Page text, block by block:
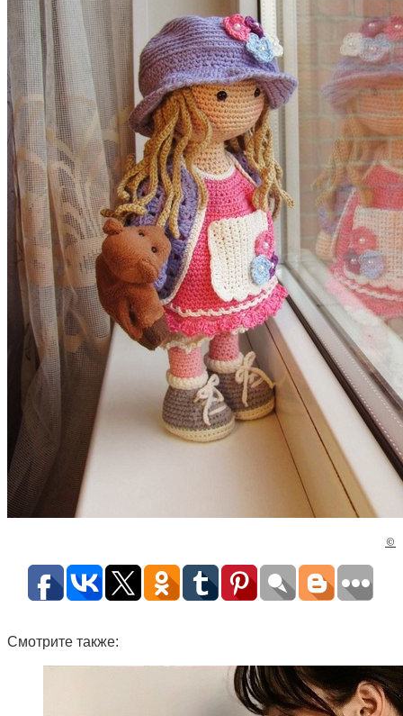
©
Смотрите также: